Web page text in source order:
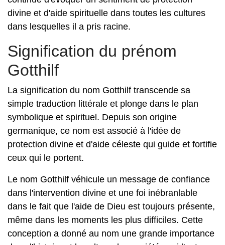
divine et d'aide spirituelle dans toutes les cultures
dans lesquelles il a pris racine.
Signification du prénom
Gotthilf
La signification du nom Gotthilf transcende sa
simple traduction littérale et plonge dans le plan
symbolique et spirituel. Depuis son origine
germanique, ce nom est associé à l'idée de
protection divine et d'aide céleste qui guide et fortifie
ceux qui le portent.
Le nom Gotthilf véhicule un message de confiance
dans l'intervention divine et une foi inébranlable
dans le fait que l'aide de Dieu est toujours présente,
même dans les moments les plus difficiles. Cette
conception a donné au nom une grande importance